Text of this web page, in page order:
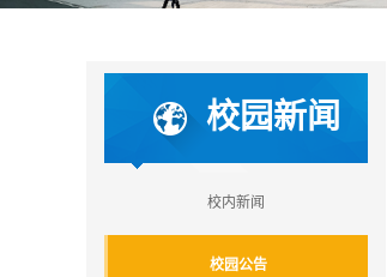
校园新闻
校内新闻
校园公告